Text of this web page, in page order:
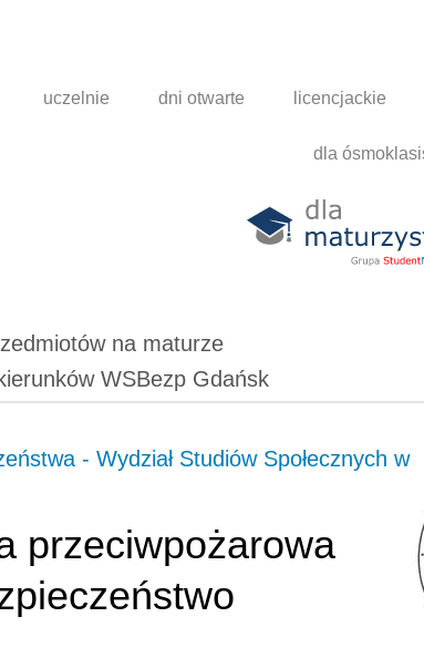
uczelnie dni otwarte licencjackie
dla
na maturze
WSBezp Gdańsk
- Wydział Studiów Społecznych w
przeciwpożarowa